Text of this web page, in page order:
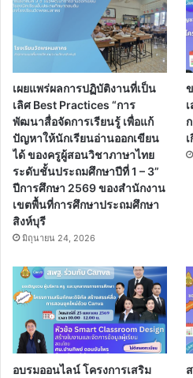
เผยแพร่ผลการปฏิบัติงานที่เป็น
เลิศ Best Practices “การ
พัฒนาสื่อจัดการเรียนรู้ เพื่อแก้
ปัญหาให้นักเรียนอ่านออกเขียน
ได้ ของครูผู้สอนวิชาภาษาไทย
ระดับชั้นประถมศึกษาปีที่ 1 – 3”
ปีการศึกษา 2569 ของสำนักงาน
เขตพื้นที่การศึกษาประถมศึกษา
สิงห์บุรี
มิถุนายน 24, 2026
อบรมออนไลน์ โครงการเสริม